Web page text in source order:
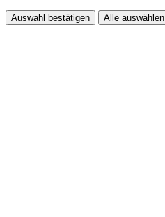
Auswahl bestätigen Alle auswählen